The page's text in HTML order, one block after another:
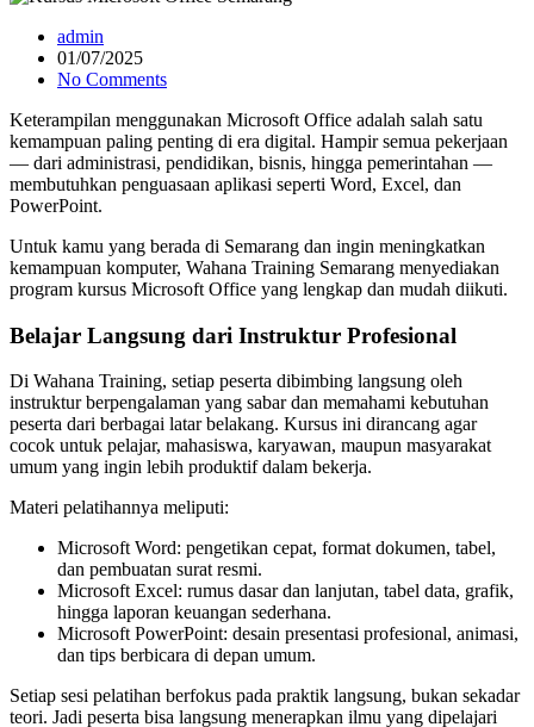
admin
01/07/2025
No Comments
Keterampilan menggunakan Microsoft Office adalah salah satu
kemampuan paling penting di era digital. Hampir semua pekerjaan
— dari administrasi, pendidikan, bisnis, hingga pemerintahan —
membutuhkan penguasaan aplikasi seperti Word, Excel, dan
PowerPoint.
Untuk kamu yang berada di Semarang dan ingin meningkatkan
kemampuan komputer, Wahana Training Semarang menyediakan
program kursus Microsoft Office yang lengkap dan mudah diikuti.
Belajar Langsung dari Instruktur Profesional
Di Wahana Training, setiap peserta dibimbing langsung oleh
instruktur berpengalaman yang sabar dan memahami kebutuhan
peserta dari berbagai latar belakang. Kursus ini dirancang agar
cocok untuk pelajar, mahasiswa, karyawan, maupun masyarakat
umum yang ingin lebih produktif dalam bekerja.
Materi pelatihannya meliputi:
Microsoft Word: pengetikan cepat, format dokumen, tabel,
dan pembuatan surat resmi.
Microsoft Excel: rumus dasar dan lanjutan, tabel data, grafik,
hingga laporan keuangan sederhana.
Microsoft PowerPoint: desain presentasi profesional, animasi,
dan tips berbicara di depan umum.
Setiap sesi pelatihan berfokus pada praktik langsung, bukan sekadar
teori. Jadi peserta bisa langsung menerapkan ilmu yang dipelajari